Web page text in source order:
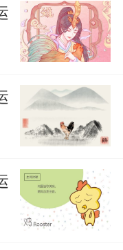
运势
出生的属鸡
攒钱。所以在
，比如说他们
食规律，也不
立刻去医院做
到什么情况发
出现各类麻